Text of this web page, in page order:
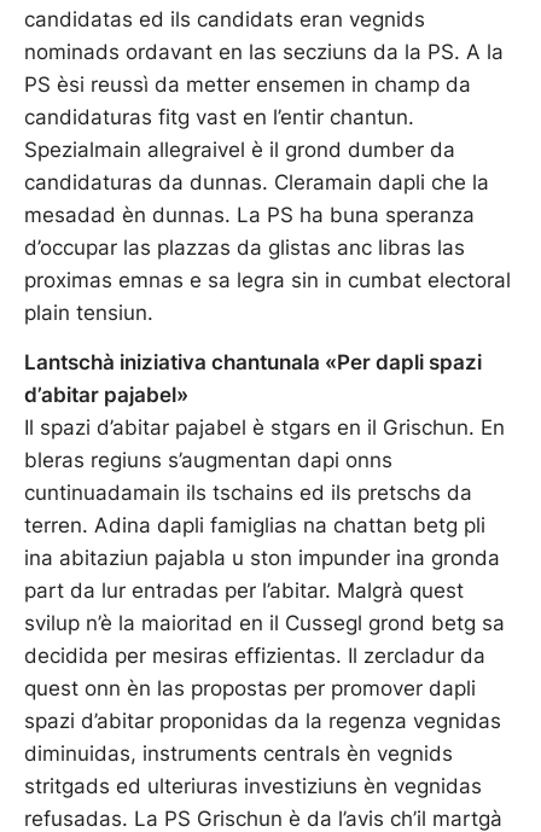
candidatas ed ils candidats eran vegnids
nominads ordavant en las secziuns da la PS. A la
PS èsi reussì da metter ensemen in champ da
candidaturas fitg vast en l’entir chantun.
Spezialmain allegraivel è il grond dumber da
candidaturas da dunnas. Cleramain dapli che la
mesadad èn dunnas. La PS ha buna speranza
d’occupar las plazzas da glistas anc libras las
proximas emnas e sa legra sin in cumbat electoral
plain tensiun.
Lantschà iniziativa chantunala «Per dapli spazi
d’abitar pajabel»
Il spazi d’abitar pajabel è stgars en il Grischun. En
bleras regiuns s’augmentan dapi onns
cuntinuadamain ils tschains ed ils pretschs da
terren. Adina dapli famiglias na chattan betg pli
ina abitaziun pajabla u ston impunder ina gronda
part da lur entradas per l’abitar. Malgrà quest
svilup n’è la maioritad en il Cussegl grond betg sa
decidida per mesiras effizientas. Il zercladur da
quest onn èn las propostas per promover dapli
spazi d’abitar proponidas da la regenza vegnidas
diminuidas, instruments centrals èn vegnids
stritgads ed ulteriuras investiziuns èn vegnidas
refusadas. La PS Grischun è da l’avis ch’il martgà